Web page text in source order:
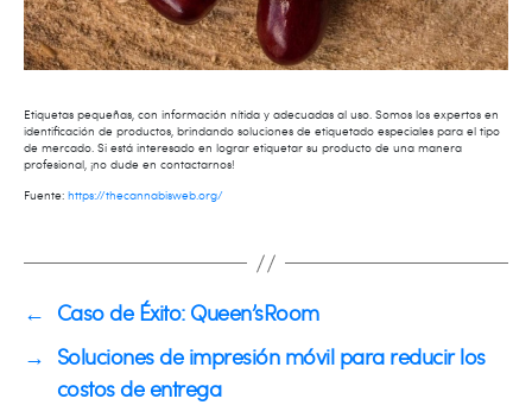
Etiquetas pequeñas, con información nítida y adecuadas al uso. Somos los expertos en
identificación de productos, brindando soluciones de etiquetado especiales para el tipo
de mercado. Si está interesado en lograr etiquetar su producto de una manera
profesional, ¡no dude en contactarnos!
Fuente: https://thecannabisweb.org/
← Caso de Éxito: Queen’sRoom
→ Soluciones de impresión móvil para reducir los
costos de entrega